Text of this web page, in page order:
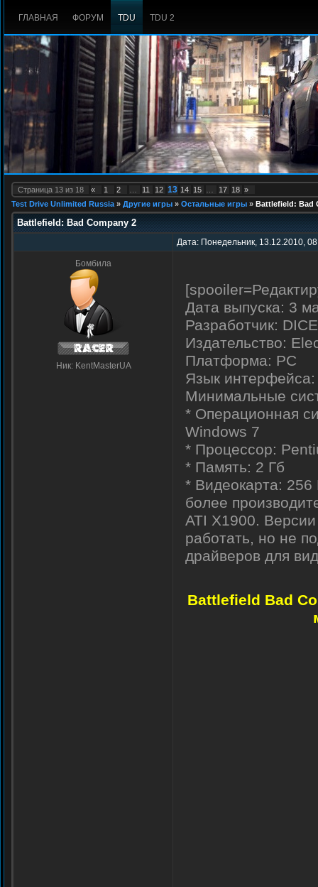
ГЛАВНАЯ ФОРУМ TDU TDU 2
Страница 13 из 18 « 1 2 11 12 13 14 15 17 18 »
Test Drive Unlimited Russia » Другие игры » Остальные игры » Battlefield: Bad
Battlefield: Bad Company 2
Дата: Понедельник, 13.12.2010,
Бомбила
Ник: KentMasterUA
Дата выпуска: 3
Разработчик:
Издательство:
Платформа: PC
Язык интерфейса:
Минимальные
* Операционная
Windows 7
* Процессор:
* Память: 2 Гб
* Видеокарта:
более
ATI X1900.
работать, но не
драйверов для
Battlefield Bad